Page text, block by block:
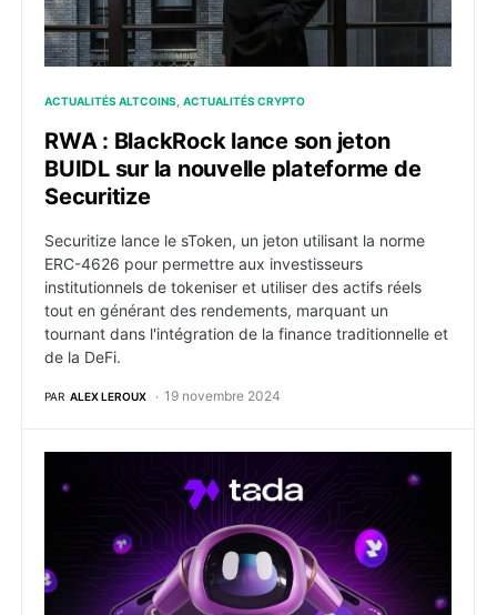
ACTUALITÉS ALTCOINS ACTUALITÉS CRYPTO
RWA : BlackRock lance son jeton
BUIDL sur la nouvelle plateforme de
Securitize
Securitize lance le sToken, un jeton utilisant la norme
ERC-4626 pour permettre aux investisseurs
institutionnels de tokeniser et utiliser des actifs réels
tout en générant des rendements, marquant un
tournant dans l'intégration de la finance traditionnelle et
de la DeFi.
PAR ALEX LEROUX 19 novembre 2024
Mise à jour des Tokenomics de TADA : L’équipe Ta-